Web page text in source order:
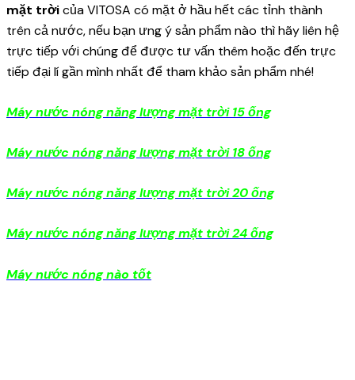
mặt trờicủa VITOSA có mặt ở hầu hết các tỉnh thành
trên cả nước, nếu bạn ưng ý sản phẩm nào thì hãy liên hệ
trực tiếp với chúng để được tư vấn thêm hoặc đến trực
tiếp đại lí gần mình nhất để tham khảo sản phẩm nhé!
Máy nước nóng năng lượng mặt trời 15 ống
Máy nước nóng năng lượng mặt trời 18 ống
Máy nước nóng năng lượng mặt trời 20 ống
Máy nước nóng năng lượng mặt trời 24 ống
Máy nước nóng nào tốt